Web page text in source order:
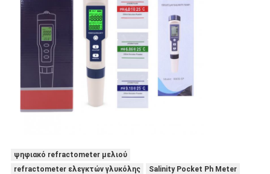
ψηφιακό refractometer μελιού
refractometer ελεγκτών γλυκόλης
Salinity Pocket Ph Meter